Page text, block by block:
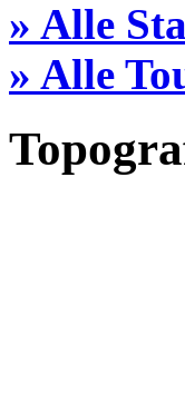
» Alle
» Alle